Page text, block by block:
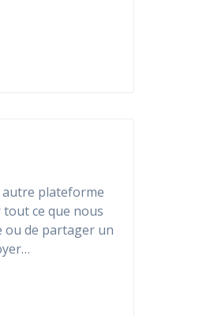
autre plateforme
tout ce que nous
ou de partager un